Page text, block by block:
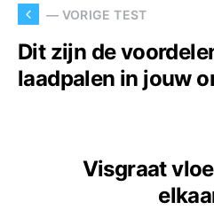
— VORIGE TEST
Dit zijn de
laadpalen in jouw
Visgraat